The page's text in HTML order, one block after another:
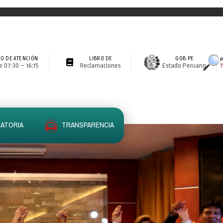
DE ATENCIÓN
07:30 – 16:15
LIBRO DE
Reclamaciones
GOB.PE
Estado Peruano
TRANSPARENCIA